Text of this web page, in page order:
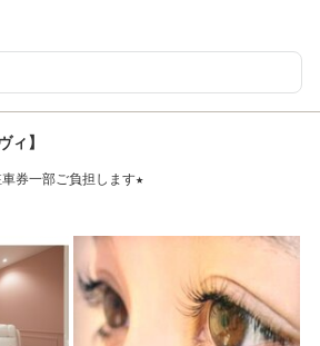
ィ】
券一部ご負担します★